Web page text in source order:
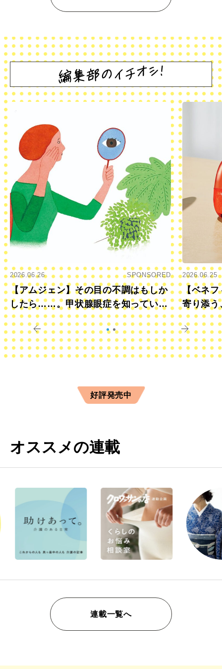
2026.06.26 SPONSORED
【アムジェン】その目の不調はもしか
したら……。甲状腺眼症を知っていま
すか？
2026.06.25
【ベネフ
寄り添う
きに
好評発売中
オススメの連載
連載一覧へ